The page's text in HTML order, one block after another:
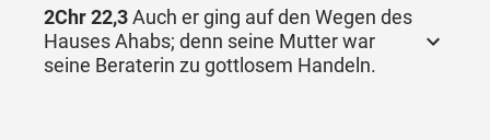
2Chr 22,3Auch er ging auf den Wegen des
Hauses Ahabs; denn seine Mutter war
seine Beraterin zu gottlosem Handeln.